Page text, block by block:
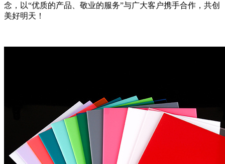
念，以“优质的产品、敬业的服务”与广大客户携手合作，共创
美好明天！